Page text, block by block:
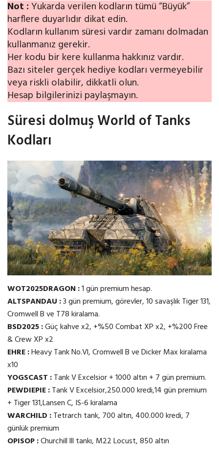
Not :Yukarda verilen kodların tümü “Büyük”
harflere duyarlıdır dikat edin.
Kodların kullanım süresi vardır zamanı dolmadan
kullanmanız gerekir.
Her kodu bir kere kullanma hakkınız vardır.
Bazı siteler gerçek hediye kodları vermeyebilir
veya riskli olabilir, dikkatli olun.
Hesap bilgilerinizi paylaşmayın.
Süresi dolmuş World of Tanks
Kodları
WOT2025DRAGON :1 gün premium hesap.
ALTSPANDAU :3 gün premium, görevler, 10 savaşlık Tiger 131,
Cromwell B ve T78 kiralama.
BSD2025 :Güç kahve x2, +%50 Combat XP x2, +%200 Free
& Crew XP x2
EHRE :Heavy Tank No.Vl, Cromwell B ve Dicker Max kiralama
x10
YOGSCAST :Tank V Excelsior + 1000 altın + 7 gün premium.
PEWDIEPIE :Tank V Excelsior,250.000 kredi,14 gün premium
+ Tiger 131,Lansen C, IS-6 kiralama
WARCHILD :Tetrarch tank, 700 altın, 400.000 kredi, 7
günlük premium
OPISOP :Churchill lll tankı, M22 Locust, 850 altın